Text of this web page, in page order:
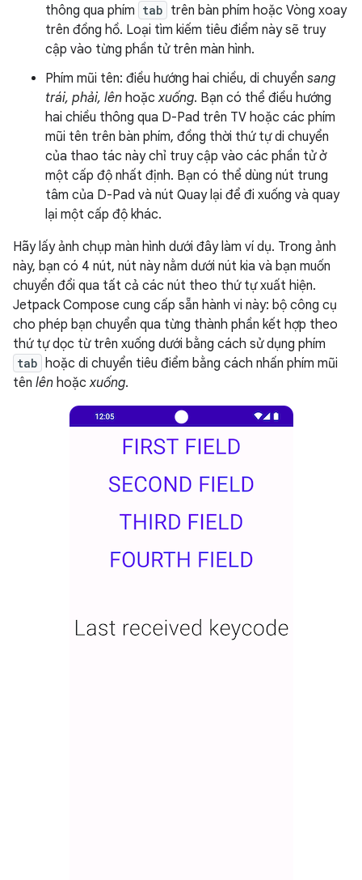
thông qua phím tab trên bàn phím hoặc Vòng xoay
trên đồng hồ. Loại tìm kiếm tiêu điểm này sẽ truy
cập vào từng phần tử trên màn hình.
Phím mũi tên: điều hướng hai chiều, di chuyển sang
trái, phải, lên hoặcxuống. Bạn có thể điều hướng
hai chiều thông qua D-Pad trên TV hoặc các phím
mũi tên trên bàn phím, đồng thời thứ tự di chuyển
của thao tác này chỉ truy cập vào các phần tử ở
một cấp độ nhất định. Bạn có thể dùng nút trung
tâm của D-Pad và nút Quay lại để đi xuống và quay
lại một cấp độ khác.
Hãy lấy ảnh chụp màn hình dưới đây làm ví dụ. Trong ảnh
này, bạn có 4 nút, nút này nằm dưới nút kia và bạn muốn
chuyển đổi qua tất cả các nút theo thứ tự xuất hiện.
Jetpack Compose cung cấp sẵn hành vi này: bộ công cụ
cho phép bạn chuyển qua từng thành phần kết hợp theo
thứ tự dọc từ trên xuống dưới bằng cách sử dụng phím
tab hoặc di chuyển tiêu điểm bằng cách nhấn phím mũi
tên lên hoặcxuống.